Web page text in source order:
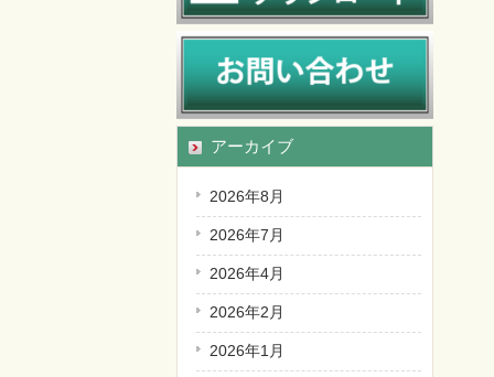
アーカイブ
2026年8月
2026年7月
2026年4月
2026年2月
2026年1月